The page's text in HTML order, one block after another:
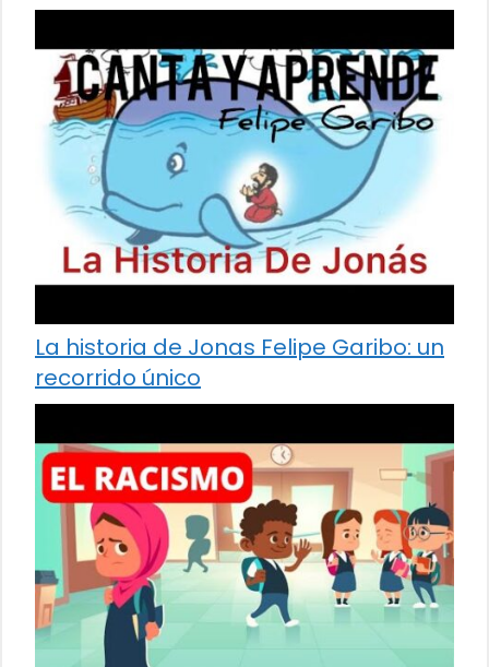
La historia de Jonas Felipe Garibo: un
recorrido único